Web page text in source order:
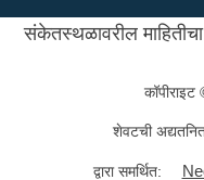
संकेतस्थळावरील
शेवटची
द्वारा समर्थित: